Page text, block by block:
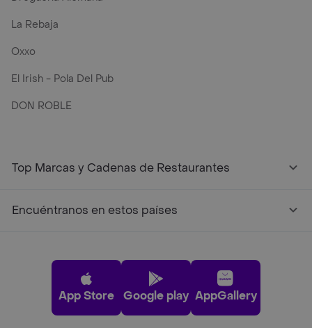
La Rebaja
Oxxo
El Irish - Pola Del Pub
DON ROBLE
Top Marcas y Cadenas de Restaurantes
Encuéntranos en estos países
App Store Google play AppGallery